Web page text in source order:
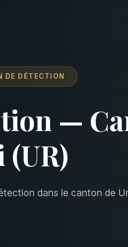
DE DÉTECTION
—
(UR)
dans le canton de